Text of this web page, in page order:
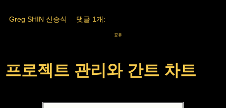
Greg SHIN 신승식 댓글 1개:
공유
프로젝트 관리와 간트 차트